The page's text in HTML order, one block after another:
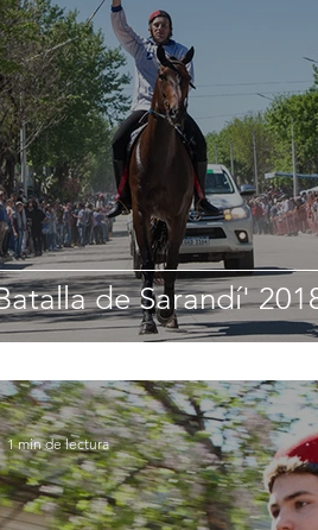
de Sarandí'
1 min de lectura